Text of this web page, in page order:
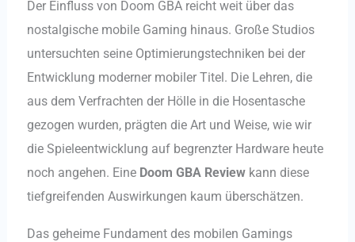
Der Einfluss von Doom GBA reicht weit über das
nostalgische mobile Gaming hinaus. Große Studios
untersuchten seine Optimierungstechniken bei der
Entwicklung moderner mobiler Titel. Die Lehren, die
aus dem Verfrachten der Hölle in die Hosentasche
gezogen wurden, prägten die Art und Weise, wie wir
die Spieleentwicklung auf begrenzter Hardware heute
noch angehen. Eine Doom GBA Reviewkann diese
tiefgreifenden Auswirkungen kaum überschätzen.
Das geheime Fundament des mobilen Gamings